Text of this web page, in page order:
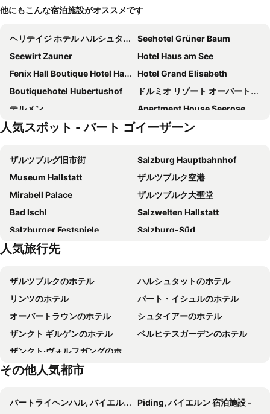
他にもこんな宿泊施設がオススメです
ヘリテイジ ホテル ハルシュタット
Seehotel Grüner Baum
Seewirt Zauner
Hotel Haus am See
Fenix Hall Boutique Hotel Hallstatt
Hotel Grand Elisabeth
Boutiquehotel Hubertushof
ドルミオ リゾート オーバートラウン
テルメン
Apartment House Seerose
イム ヴァイセン レッスル アム ヴォルフガングゼー
Sonnhof
Weisses Lamm
ゼーホテル アム ハルシュタッターゼー
Gjaid Alm
Mondi Hotel am Grundlsee
Hotel Bad Goisern
Spa Hotel Erzherzog Johann
ホテル ゴルデネス シフ
Sandwirt
Hotel - Restaurant Goisererhof 3S
Villa Seilern Vital Resort
TAUROA Landhaus zu Appesbach
Pension Leprich
Bräugasthof Hallstatt
Apartements Wallner
ホテル ソメロフ
JUFA ホテル バート アウスゼー
Hotel Zimmerbräu
Schwarzes Rössl
Las Marías
Cortisen am See
Bad Ischl - Central & Quiet Apartment
Boutiquehotel Strand Hallstatt - Adults only
Park Am See
人気スポット - バート ゴイーザーン
ザルツブルグ旧市街
Salzburg Hauptbahnhof
Museum Hallstatt
ザルツブルク空港
Mirabell Palace
ザルツブルク大聖堂
Bad Ischl
Salzwelten Hallstatt
Salzburger Festspiele
Salzburg-Süd
Mozart Residence
Alpensiedlung
Salzheilstollen Berchtesgaden
ホーエンザルツブルク城
Mozart's Birthplace
Salzburg Congress
Königssee
Hallstätter See
Kaiservilla
Salzkammergut Cultural Landscape
Narzissenfest
Hellbrunner Adventzauber
Liechtensteinklamm
人気旅行先
ザルツブルクのホテル
ハルシュタットのホテル
リンツのホテル
バート・イシュルのホテル
オーバートラウンのホテル
シュタイアーのホテル
ザンクト ギルゲンのホテル
ベルヒテスガーデンのホテル
ザンクト·ヴォルフガングのホテル
その他人気都市
バートライヘンハル, バイエルン 宿泊施設 -
Piding, バイエルン 宿泊施設 -